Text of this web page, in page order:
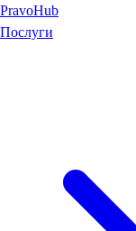
PravoHub
Послуги